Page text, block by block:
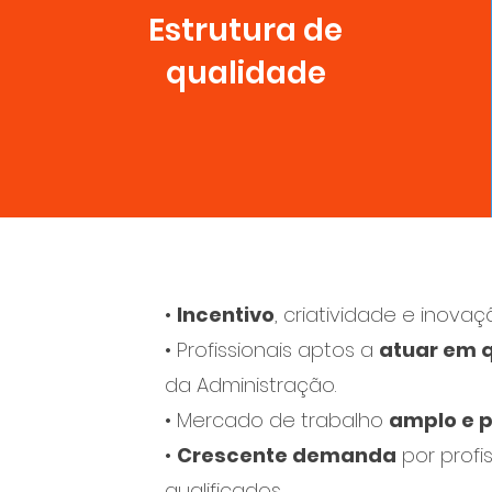
Estrutura de
qualidade
• Incentivo, criatividade e
• Profissionais aptos a atuar em
da Administração.
• Mercado de trabalho amplo e
• Crescente demanda por